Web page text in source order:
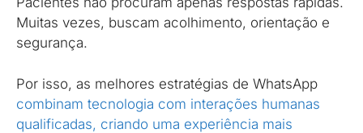
Muitas vezes, buscam acolhimento, orientação e
segurança.
Por isso, as melhores estratégias de WhatsApp
combinam tecnologia com interações humanas
qualificadas, criando uma experiência mais